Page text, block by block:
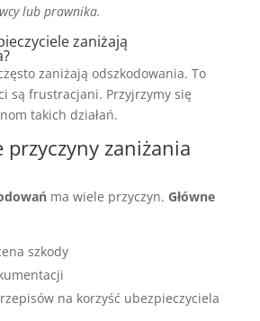
lub prawnika.
zaniżają
zaniżają odszkodowania. To
są frustracjani. Przyjrzymy się
takich działań.
przyczyny zaniżania
ma wiele przyczyn. Główne
szkody
na korzyść ubezpieczyciela